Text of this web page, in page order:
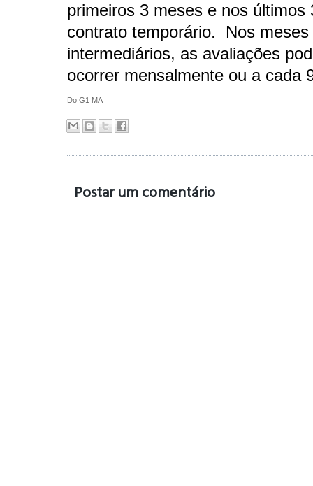
primeiros 3 meses e nos últimos
contrato temporário. Nos meses
intermediários, as avaliações
ocorrer mensalmente ou a cada
Do G1 MA
Postar um comentário